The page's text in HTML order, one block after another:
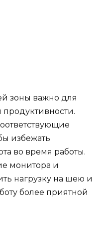
зоны важно для
избежать
во время работы.
монитора и
нагрузку на шею и
более приятной